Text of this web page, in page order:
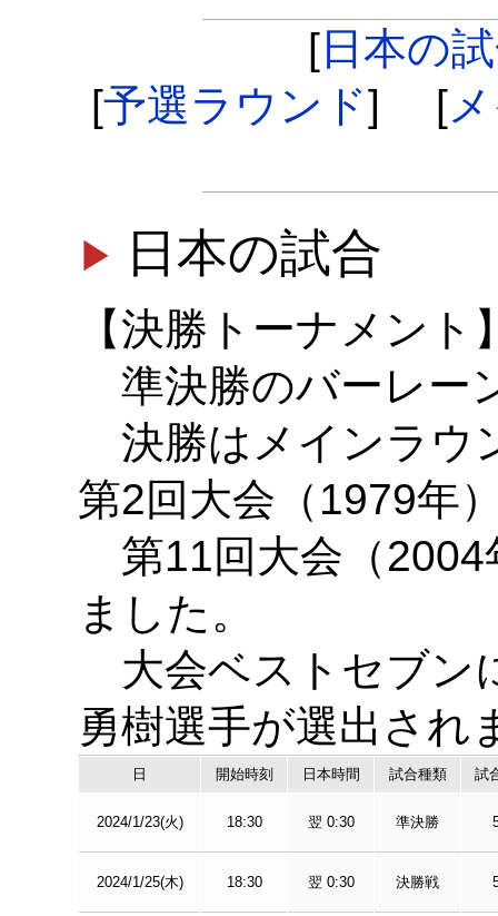
[日本の
[予選ラウンド] [
日本の試合
【決勝トーナメント
準決勝のバーレー
決勝はメインラウ
第2回大会（1979年
第11回大会（2004
ました。
大会ベストセブン
勇樹選手が選出され
日 開始時刻 日本時間 試合種類 試
2024/1/23(火) 18:30 翌 0:30 準決勝
2024/1/25(木) 18:30 翌 0:30 決勝戦